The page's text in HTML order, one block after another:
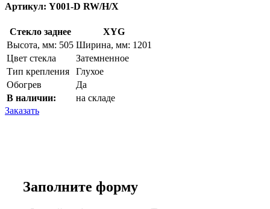
Артикул: Y001-D RW/H/X
Стекло заднее
XYG
Высота, мм: 505 Ширина, мм: 1201
Цвет стекла
Затемненное
Тип крепления
Глухое
Обогрев
Да
В наличии:
на складе
Заказать
Заполните форму